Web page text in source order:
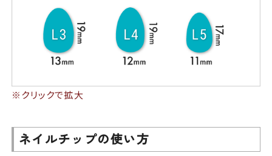
※クリックで拡大
ネイルチップの使い方